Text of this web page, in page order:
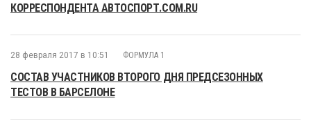
КОРРЕСПОНДЕНТА АВТОСПОРТ.COM.RU
28 февраля 2017 в 10:51 ФОРМУЛА 1
СОСТАВ УЧАСТНИКОВ ВТОРОГО ДНЯ ПРЕДСЕЗОННЫХ
ТЕСТОВ В БАРСЕЛОНЕ